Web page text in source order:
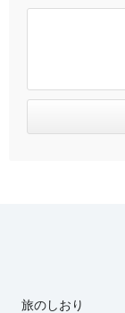
旅のしおり